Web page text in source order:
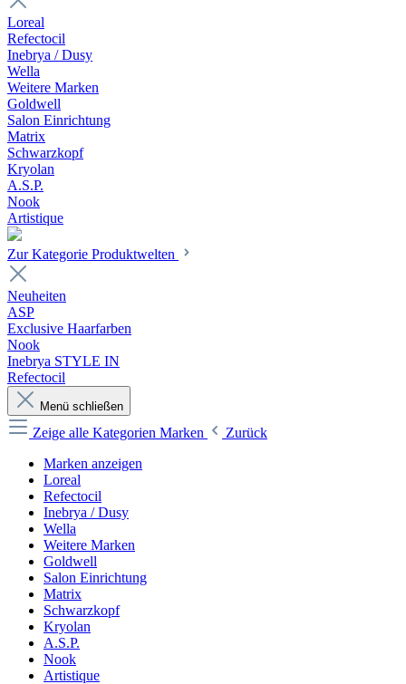
Loreal
Refectocil
Inebrya / Dusy
Wella
Weitere Marken
Goldwell
Salon Einrichtung
Matrix
Schwarzkopf
Kryolan
A.S.P.
Nook
Artistique
Zur Kategorie Produktwelten
Neuheiten
ASP
Exclusive Haarfarben
Nook
Inebrya STYLE IN
Refectocil
Menü schließen
Zeige alle Kategorien Marken
Zurück
Marken anzeigen
Loreal
Refectocil
Inebrya / Dusy
Wella
Weitere Marken
Goldwell
Salon Einrichtung
Matrix
Schwarzkopf
Kryolan
A.S.P.
Nook
Artistique